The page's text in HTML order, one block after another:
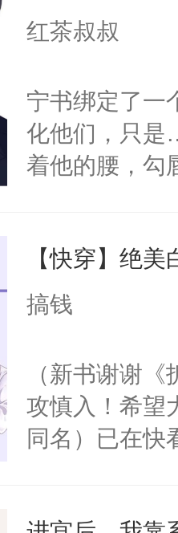
红茶叔叔
宁书绑定了一
化他们，只是
着他的腰，勾
来，给老公
用力——为你
【快穿】绝
搞钱
（新书谢谢
攻慎入！希望
同名）已在快